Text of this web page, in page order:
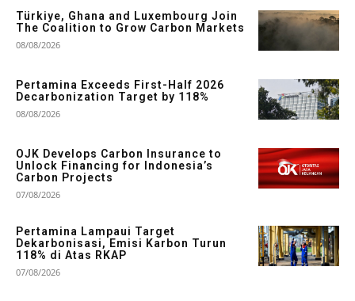
Türkiye, Ghana and Luxembourg Join
The Coalition to Grow Carbon Markets
08/08/2026
Pertamina Exceeds First-Half 2026
Decarbonization Target by 118%
08/08/2026
OJK Develops Carbon Insurance to
Unlock Financing for Indonesia’s
Carbon Projects
07/08/2026
Pertamina Lampaui Target
Dekarbonisasi, Emisi Karbon Turun
118% di Atas RKAP
07/08/2026